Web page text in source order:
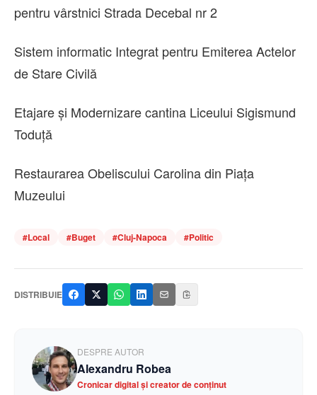
pentru vârstnici Strada Decebal nr 2
Sistem informatic Integrat pentru Emiterea Actelor
de Stare Civilă
Etajare și Modernizare cantina Liceului Sigismund
Toduță
Restaurarea Obeliscului Carolina din Piața
Muzeului
#Local #Buget #Cluj-Napoca #Politic
DISTRIBUIE
DESPRE AUTOR
Alexandru Robea
Cronicar digital și creator de conținut